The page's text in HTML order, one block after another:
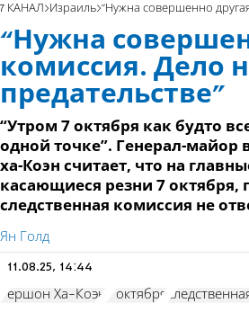
7 КАНАЛ Израиль “Нужна совершенно другая комиссия.
“Нужна
комиссия. Дело
предательстве”
“Утром 7 октября как будто
одной точке”. Генерал-майор
ха-Коэн считает, что на
касающиеся резни 7 октября,
следственная комиссия не
Ян Голд
11.08.25, 14:44
Гершон Ха-Коэн 7 октября